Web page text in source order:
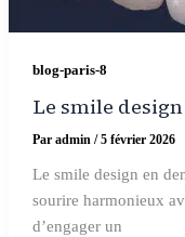
blog-paris-8
Le smile
Par admin /5 février 2026
Le smile design en
sourire harmonieux
d’engager un